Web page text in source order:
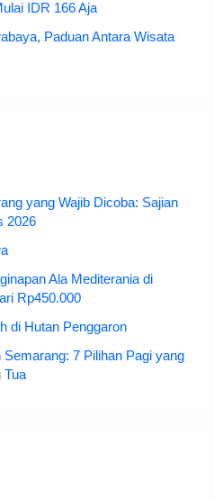
IDR 166 Aja
Paduan Antara Wisata
yang Wajib Dicoba: Sajian
2026
Ala Mediterania di
Rp450.000
di Hutan Penggaron
7 Pilihan Pagi yang
Tua